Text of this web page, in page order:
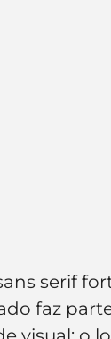
serif
faz